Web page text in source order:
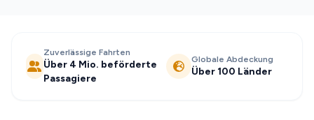
Zuverlässige Fahrten
Über 4 Mio. beförderte
Passagiere
Globale Abdeckung
Über 100 Länder